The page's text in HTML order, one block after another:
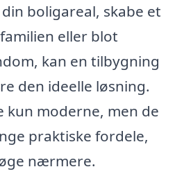
boligareal, skabe et
eller blot
kan en tilbygning
den ideelle løsning.
kun moderne, men de
praktiske fordele,
nærmere.